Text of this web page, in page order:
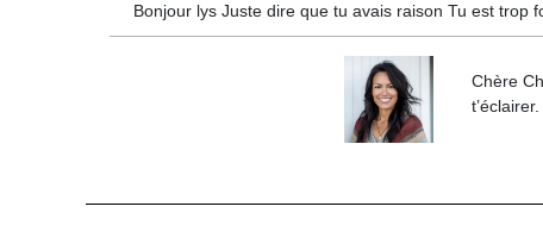
Bonjour lys Juste dire que tu avais raison Tu est trop
Chère